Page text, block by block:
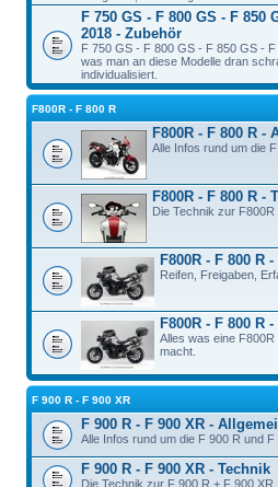
F 750 GS - F 800 GS - F 850
2018 - Zubehör
F 750 GS - F 800 GS - F 850 GS -
was man an diese Modelle dran
individualisiert.
F800R - F 800 R
F800R - F 800 R -
Alle Infos rund um die
F800R - F 800 R -
Die Technik zur
F800R - F 800 R
Reifen, Freigaben,
F800R - F 800 R
Alles was eine
macht.
F 900 R - F 900 XR
F 900 R - F 900 XR -
Alle Infos rund um die F 900 R und F
F 900 R - F 900 XR - Technik
Die Technik zur F 900 R + F 900 XR.